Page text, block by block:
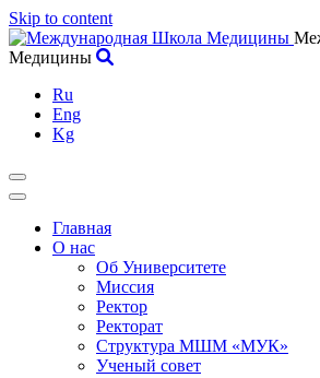
Skip to content
Медицины
Ru
Eng
Kg
Главная
О нас
Об Университете
Миссия
Ректор
Ректорат
Структура МШМ «МУК»
Ученый совет